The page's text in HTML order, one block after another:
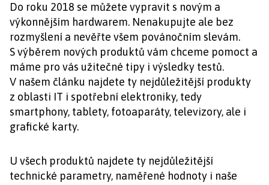
Do roku 2018 se můžete vypravit s novým a
výkonnějším hardwarem. Nenakupujte ale bez
rozmyšlení a nevěřte všem povánočním slevám.
S výběrem nových produktů vám chceme pomoct a
máme pro vás užitečné tipy i výsledky testů.
V našem článku najdete ty nejdůležitější produkty
z oblasti IT i spotřební elektroniky, tedy
smartphony, tablety, fotoaparáty, televizory, ale i
grafické karty.
U všech produktů najdete ty nejdůležitější
technické parametry, naměřené hodnoty i naše